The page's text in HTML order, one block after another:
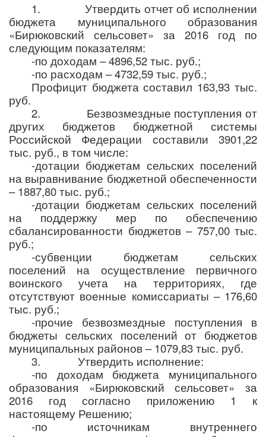
1.
Утвердить отчет об исполнении
бюджета муниципального образования
«Бирюковский сельсовет» за 2016 год по
следующим показателям:
-по доходам – 4896,52 тыс. руб.;
-по расходам – 4732,59 тыс. руб.;
Профицит бюджета составил 163,93 тыс.
руб.
2.
Безвозмездные поступления от
других бюджетов бюджетной системы
Российской Федерации составили 3901,22
тыс. руб., в том числе:
-дотации бюджетам сельских поселений
на выравнивание бюджетной обеспеченности
– 1887,80 тыс. руб.;
-дотации бюджетам сельских поселений
на поддержку мер по обеспечению
сбалансированности бюджетов – 757,00 тыс.
руб.;
-субвенции бюджетам сельских
поселений на осуществление первичного
воинского учета на территориях, где
отсутствуют военные комиссариаты – 176,60
тыс. руб.;
-прочие безвозмездные поступления в
бюджеты сельских поселений от бюджетов
муниципальных районов – 1079,83 тыс. руб.
3.
Утвердить исполнение:
-по доходам бюджета муниципального
образования «Бирюковский сельсовет» за
2016 год согласно приложению 1 к
настоящему Решению;
-по источникам внутреннего